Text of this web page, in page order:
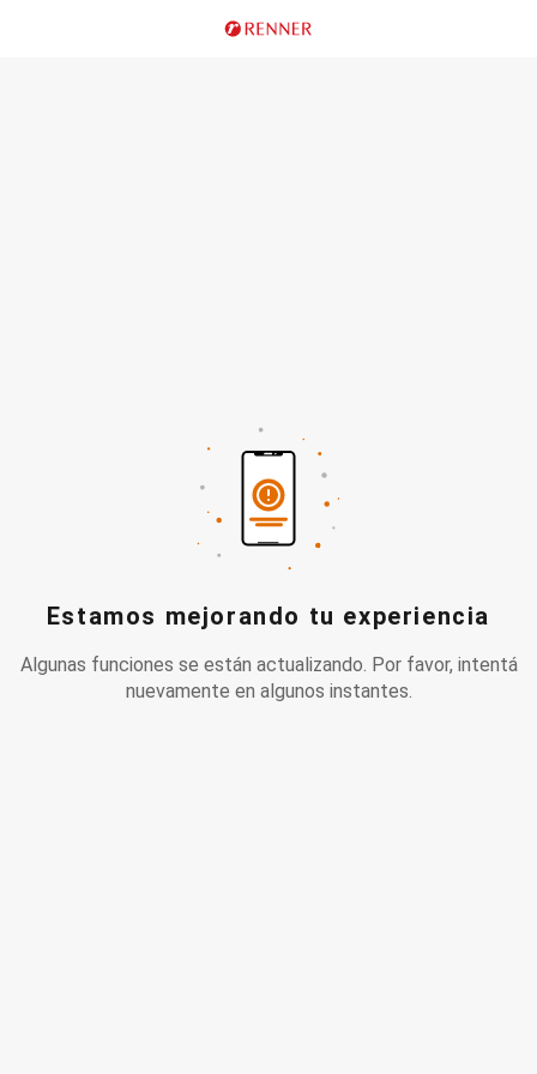
Estamos mejorando tu experiencia
Algunas funciones se están actualizando. Por favor, intentá
nuevamente en algunos instantes.